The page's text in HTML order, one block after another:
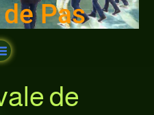
Pas
de